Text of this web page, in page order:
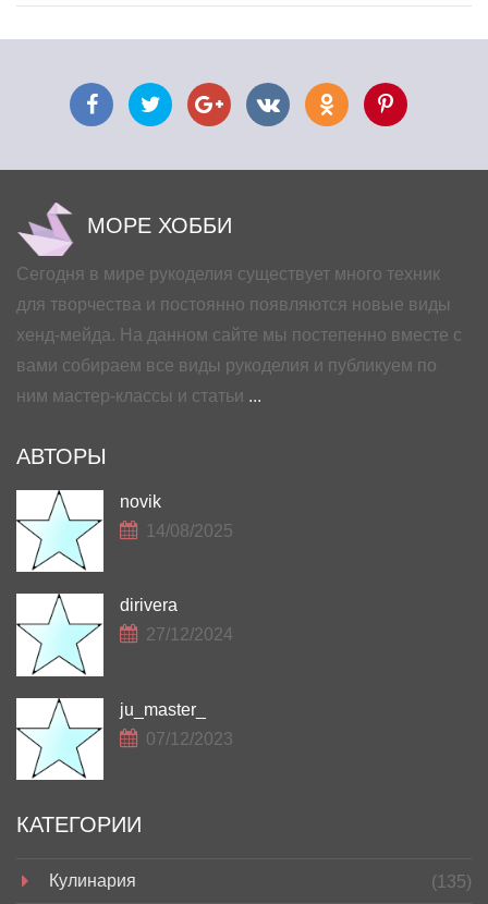
МОРЕ ХОББИ
Сегодня в мире рукоделия существует много техник
для творчества и постоянно появляются новые виды
хенд-мейда. На данном сайте мы постепенно вместе с
вами собираем все виды рукоделия и публикуем по
ним мастер-классы и статьи ...
АВТОРЫ
novik
14/08/2025
dirivera
27/12/2024
ju_master_
07/12/2023
КАТЕГОРИИ
Кулинария (135)